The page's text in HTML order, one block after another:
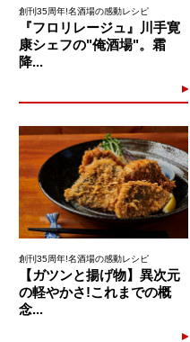
創刊35周年!名酒場の感動レシピ
『フロリレージュ』川手寛
康シェフの"俺酒場"。霜
降...
創刊35周年!名酒場の感動レシピ
【ガツンと揚げ物】異次元
の軽やかさ!これまでの概
念...